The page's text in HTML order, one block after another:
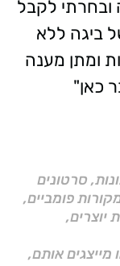
לקבל
ביגה ללא
ומתן מענה
כאן"
סרטונים
פומביים,
זכויות יוצרים,
מייצגים אותם,